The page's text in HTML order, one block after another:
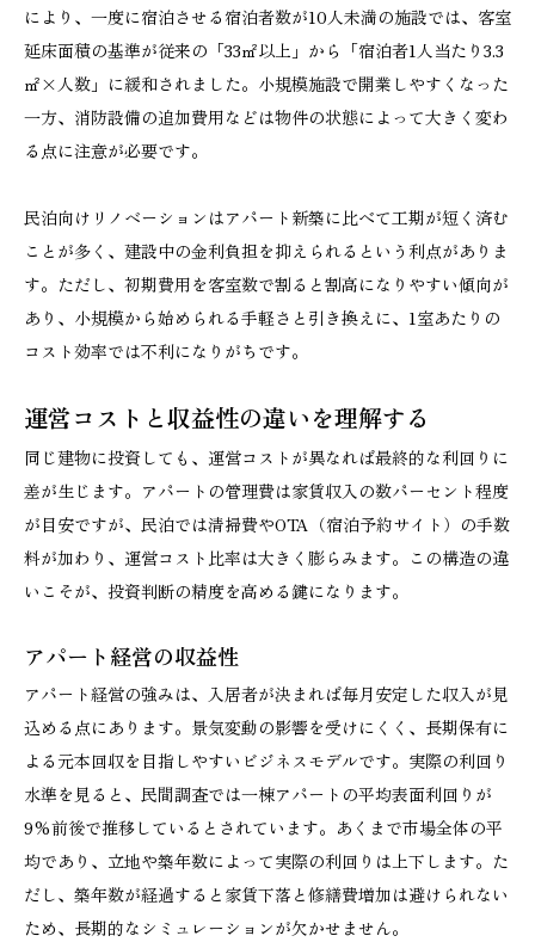
により、一度に宿泊させる宿泊者数が10人未満の施設では、客室
延床面積の基準が従来の「33㎡以上」から「宿泊者1人当たり3.3
㎡×人数」に緩和されました。小規模施設で開業しやすくなった
一方、消防設備の追加費用などは物件の状態によって大きく変わ
る点に注意が必要です。
民泊向けリノベーションはアパート新築に比べて工期が短く済む
ことが多く、建設中の金利負担を抑えられるという利点がありま
す。ただし、初期費用を客室数で割ると割高になりやすい傾向が
あり、小規模から始められる手軽さと引き換えに、1室あたりの
コスト効率では不利になりがちです。
運営コストと収益性の違いを理解する
同じ建物に投資しても、運営コストが異なれば最終的な利回りに
差が生じます。アパートの管理費は家賃収入の数パーセント程度
が目安ですが、民泊では清掃費やOTA（宿泊予約サイト）の手数
料が加わり、運営コスト比率は大きく膨らみます。この構造の違
いこそが、投資判断の精度を高める鍵になります。
アパート経営の収益性
アパート経営の強みは、入居者が決まれば毎月安定した収入が見
込める点にあります。景気変動の影響を受けにくく、長期保有に
よる元本回収を目指しやすいビジネスモデルです。実際の利回り
水準を見ると、民間調査では一棟アパートの平均表面利回りが
9%前後で推移しているとされています。あくまで市場全体の平
均であり、立地や築年数によって実際の利回りは上下します。た
だし、築年数が経過すると家賃下落と修繕費増加は避けられない
ため、長期的なシミュレーションが欠かせません。